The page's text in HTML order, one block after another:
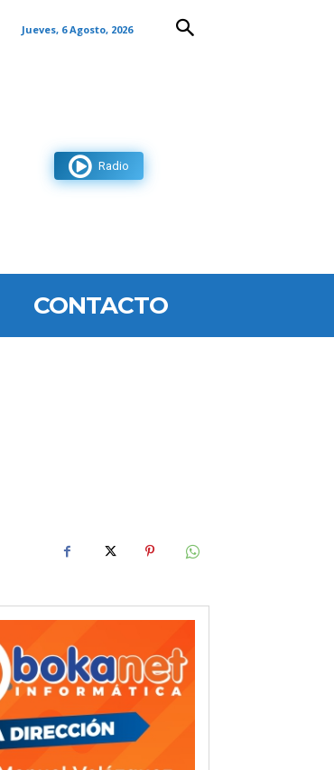
Jueves, 6 Agosto, 2026
Radio
CONTACTO